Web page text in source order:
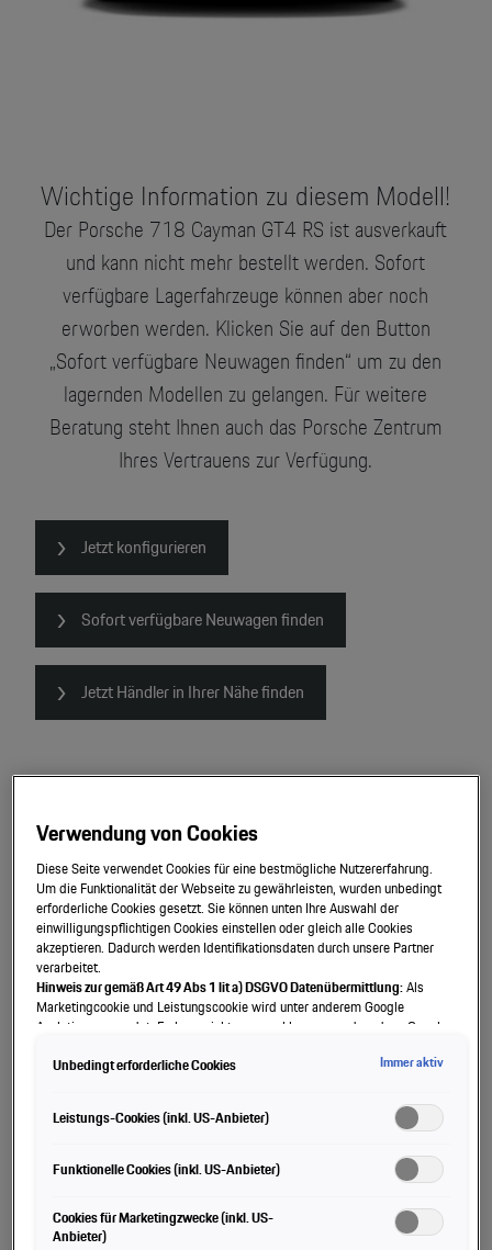
Wichtige Information zu diesem Modell!
Der Porsche 718 Cayman GT4 RS ist ausverkauft
und kann nicht mehr bestellt werden. Sofort
verfügbare Lagerfahrzeuge können aber noch
erworben werden. Klicken Sie auf den Button
„Sofort verfügbare Neuwagen finden“ um zu den
lagernden Modellen zu gelangen. Für weitere
Beratung steht Ihnen auch das Porsche Zentrum
Ihres Vertrauens zur Verfügung.
Jetzt konfigurieren
Sofort verfügbare Neuwagen finden
Jetzt Händler in Ihrer Nähe finden
Saugmotor
Ein Motor mit Hochdrehzahlkonzept, direkt vom 911 GT3 R
und 911 RSR abgeleitet: Mit einer maximalen Leistung von
368 kW (500 PS) bei 8.400 1/min und einem maximalen
Verwendung von Cookies
Diese Seite verwendet Cookies für eine bestmögliche Nutzererfahrung.
Um die Funktionalität der Webseite zu gewährleisten, wurden unbedingt
erforderliche Cookies gesetzt. Sie können unten Ihre Auswahl der
einwilligungspflichtigen Cookies einstellen oder gleich alle Cookies
akzeptieren. Dadurch werden Identifikationsdaten durch unsere Partner
verarbeitet.
Hinweis zur gemäß Art 49 Abs 1 lit a) DSGVO Datenübermittlung:Als
Marketingcookie und Leistungscookie wird unter anderem Google
Analytics verwendet. Es kann nicht ausgeschlossen werden, dass Google
(insbesondere dort an die Google LLC) weitergibt. In den USA besteht kein
und es fehlt an einem Angemessenheitsbeschluss der Europäischen
Kommission. Hieraus können sich für Sie Risiken ergeben, weil Sie Ihre
den USA keine Datenschutzgrundsätze bestehen, und weil nicht
ausgeschlossen werden kann, dass aufgrund aktueller Gesetze US-
Sicherheitsbehörden einen Zugriff auf Daten erlangen können, wobei
Eingriffe in Ihre persönlichen Rechte und Freiheiten nicht auf das absolut
Notwendige beschränkt sind.
Unbedingt erforderliche Cookies Immer aktiv
Leistungs-Cookies (inkl. US-Anbieter)
Funktionelle Cookies (inkl. US-Anbieter)
Cookies für Marketingzwecke (inkl. US-
Anbieter)